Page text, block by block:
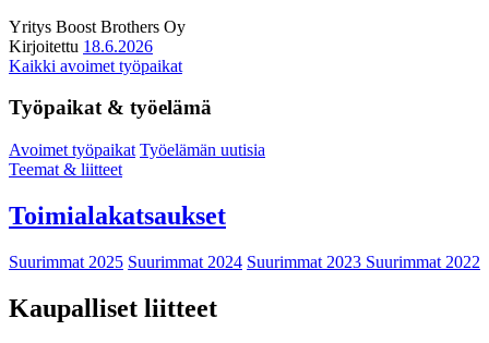
Yritys Boost Brothers Oy
Kirjoitettu 18.6.2026
Kaikki avoimet työpaikat
Työpaikat & työelämä
Avoimet työpaikat Työelämän uutisia
Teemat & liitteet
Toimialakatsaukset
Suurimmat 2025 Suurimmat 2024 Suurimmat 2023 Suurimmat 2022
Kaupalliset liitteet